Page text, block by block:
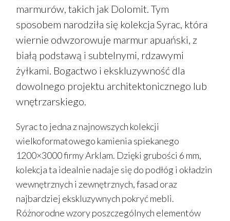
marmurów, takich jak Dolomit. Tym
sposobem narodziła się kolekcja Syrac, która
wiernie odwzorowuje marmur apuański, z
białą podstawą i subtelnymi, rdzawymi
żyłkami. Bogactwo i ekskluzywność dla
dowolnego projektu architektonicznego lub
wnętrzarskiego.
Syrac to jedna z najnowszych kolekcji
wielkoformatowego kamienia spiekanego
1200×3000 firmy Arklam. Dzięki grubości 6 mm,
kolekcja ta idealnie nadaje się do podłóg i okładzin
wewnętrznych i zewnętrznych, fasad oraz
najbardziej ekskluzywnych pokryć mebli.
Różnorodne wzory poszczególnych elementów